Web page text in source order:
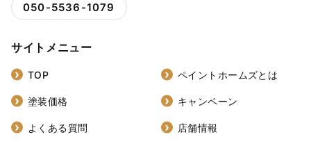
050-5536-1079
サイトメニュー
TOP ペイントホームズとは
塗装価格 キャンペーン
よくある質問 店舗情報